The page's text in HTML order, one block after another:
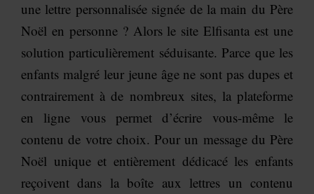
une lettre personnalisée signée de la main du Père
Noël en personne ? Alors le site Elfisanta est une
solution particulièrement séduisante. Parce que les
enfants malgré leur jeune âge ne sont pas dupes et
contrairement à de nombreux sites, la plateforme
en ligne vous permet d’écrire vous-même le
contenu de votre choix. Pour un message du Père
Noël unique et entièrement dédicacé les enfants
reçoivent dans la boîte aux lettres un contenu